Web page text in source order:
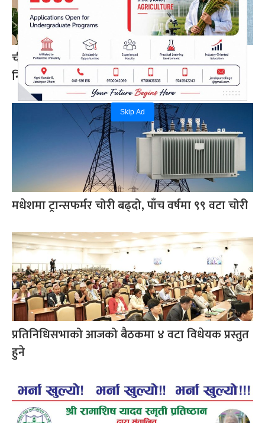
Skip Ad
चीन–दक्षिण एसिया सहकार्यमा नेपालले पुलको भूमिका
निर्वाह गर्न सक्छ: परराष्ट्रमन्त्री खनाल
मधेशमा ट्रान्सफर्मर चोरी बढ्दो, पाँच वर्षमा ९९ वटा चोरी
प्रतिनिधिसभाको आजको बैठकमा ४ वटा विधेयक प्रस्तुत
हुने